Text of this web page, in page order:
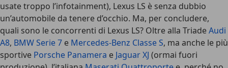
usate troppo l’infotainment), Lexus LS è senza dubbio
un’automobile da tenere d’occhio. Ma, per concludere,
quali sono le concorrenti di Lexus LS? Oltre alla TriadeAudi
A8, BMW Serie 7 e Mercedes-Benz Classe S, ma anche le più
sportive Porsche Panamera e Jaguar XJ (ormai fuori